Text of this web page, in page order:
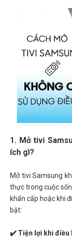
1. Mở tivi
ích gì?
Mở tivi Samsung
thực trong cuộc
khẩn cấp hoặc khi
bật:
✔️ Tiện lợi khi điều